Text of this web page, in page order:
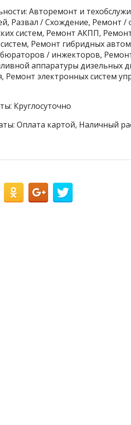
Авторемонт и
Развал / Схождение, Ремонт
систем, Ремонт АКПП,
Ремонт гибридных
/ инжекторов,
аппаратуры дизельных
Ремонт электронных систем
Круглосуточно
Оплата картой, Наличный